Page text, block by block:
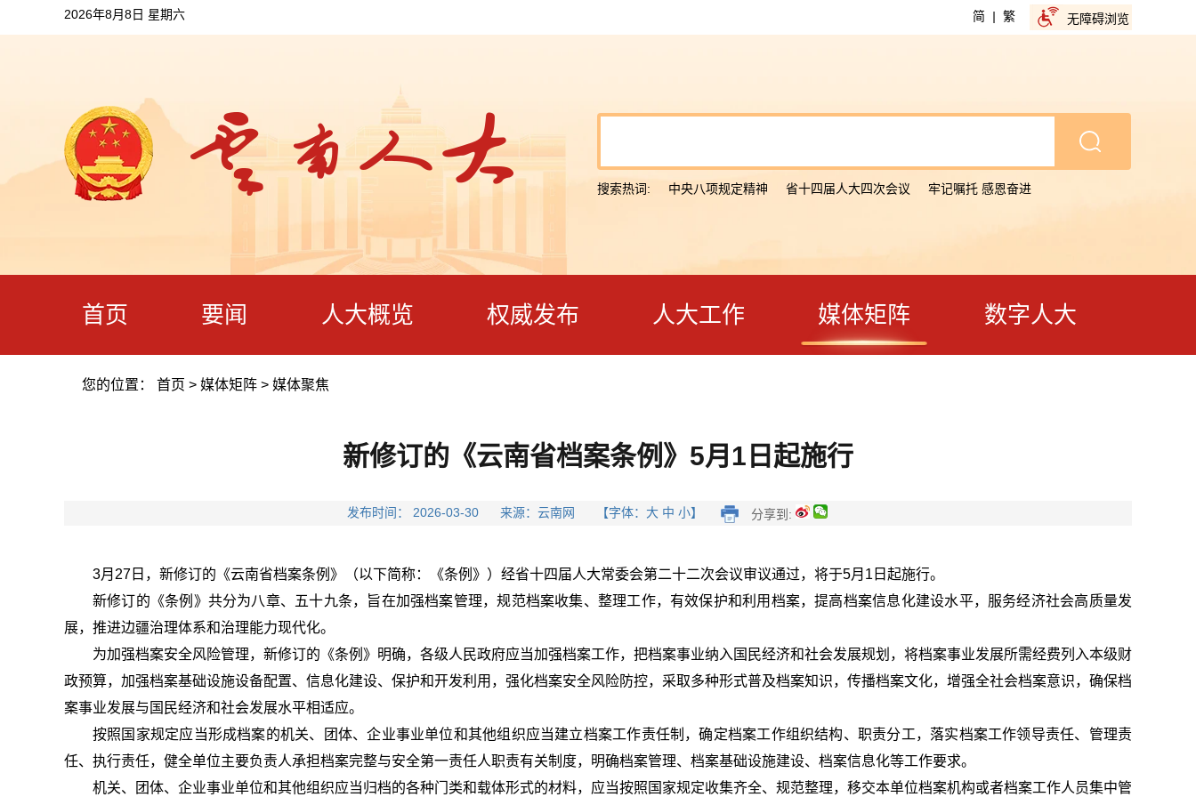
2026年8月8日 星期六 简 | 繁 无障碍浏览
搜索热词: 中央八项规定精神 省十四届人大四次会议 牢记嘱托 感恩奋进
首页 要闻 人大概览 权威发布 人大工作 媒体矩阵 数字人大
您的位置： 首页 > 媒体矩阵 > 媒体聚焦
新修订的《云南省档案条例》5月1日起施行
发布时间： 2026-03-30 来源：云南网 【字体：大 中 小】 分享到:
3月27日，新修订的《云南省档案条例》（以下简称：《条例》）经省十四届人大常委会第二十二次会议审议通过，将于5月1日起施行。
新修订的《条例》共分为八章、五十九条，旨在加强档案管理，规范档案收集、整理工作，有效保护和利用档案，提高档案信息化建设水平，服务经济社会高质量发
展，推进边疆治理体系和治理能力现代化。
为加强档案安全风险管理，新修订的《条例》明确，各级人民政府应当加强档案工作，把档案事业纳入国民经济和社会发展规划，将档案事业发展所需经费列入本级财
政预算，加强档案基础设施设备配置、信息化建设、保护和开发利用，强化档案安全风险防控，采取多种形式普及档案知识，传播档案文化，增强全社会档案意识，确保档
案事业发展与国民经济和社会发展水平相适应。
按照国家规定应当形成档案的机关、团体、企业事业单位和其他组织应当建立档案工作责任制，确定档案工作组织结构、职责分工，落实档案工作领导责任、管理责
任、执行责任，健全单位主要负责人承担档案完整与安全第一责任人职责有关制度，明确档案管理、档案基础设施建设、档案信息化等工作要求。
机关、团体、企业事业单位和其他组织应当归档的各种门类和载体形式的材料，应当按照国家规定收集齐全、规范整理，移交本单位档案机构或者档案工作人员集中管